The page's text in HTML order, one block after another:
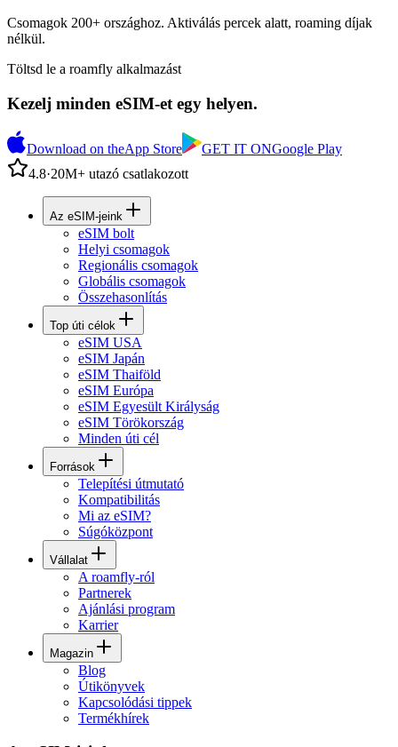
Csomagok 200+ országhoz. Aktiválás percek alatt, roaming díjak
nélkül.
Töltsd le a roamfly alkalmazást
Kezelj minden eSIM-et egy helyen.
Download on theApp Store GET IT ONGoogle Play
4.8·20M+ utazó csatlakozott
Az eSIM-jeink
eSIM bolt
Helyi csomagok
Regionális csomagok
Globális csomagok
Összehasonlítás
Top úti célok
eSIM USA
eSIM Japán
eSIM Thaiföld
eSIM Európa
eSIM Egyesült Királyság
eSIM Törökország
Minden úti cél
Források
Telepítési útmutató
Kompatibilitás
Mi az eSIM?
Súgóközpont
Vállalat
A roamfly-ról
Partnerek
Ajánlási program
Karrier
Magazin
Blog
Útikönyvek
Kapcsolódási tippek
Termékhírek